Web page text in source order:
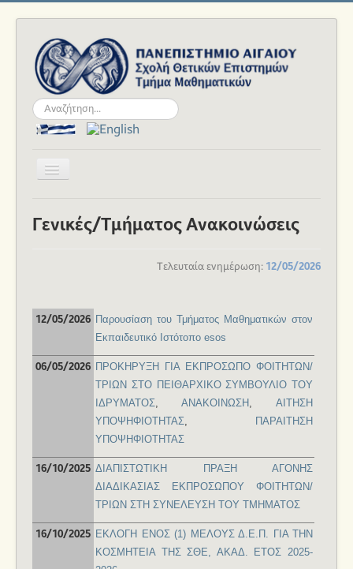
Αναζήτηση...
Εναλλαγή
Το Τμήμα
Ανθρώπινο Δυναμικό
Ακαδημαϊκά
Νέα και Εκδηλώσεις
Ανακοινώσεις
Γενικές/Τμήματος Ανακοινώσεις
Τελευταία ενημέρωση: 12/05/2026
12/05/2026
Παρουσίαση του Τμήματος Μαθηματικών στον
Εκπαιδευτικό Ιστότοπο esos
06/05/2026
ΠΡΟΚΗΡΥΞΗ ΓΙΑ ΕΚΠΡΟΣΩΠΟ ΦΟΙΤΗΤΩΝ/
ΤΡΙΩΝ ΣΤΟ ΠΕΙΘΑΡΧΙΚΟ ΣΥΜΒΟΥΛΙΟ ΤΟΥ
ΙΔΡΥΜΑΤΟΣ, ΑΝΑΚΟΙΝΩΣΗ , ΑΙΤΗΣΗ
ΥΠΟΨΗΦΙΟΤΗΤΑΣ,
ΠΑΡΑΙΤΗΣΗ
ΥΠΟΨΗΦΙΟΤΗΤΑΣ
16/10/2025 ΔΙΑΠΙΣΤΩΤΙΚΗ ΠΡΑΞΗ ΑΓΟΝΗΣ
ΔΙΑΔΙΚΑΣΙΑΣ ΕΚΠΡΟΣΩΠΟΥ ΦΟΙΤΗΤΩΝ/
ΤΡΙΩΝ ΣΤΗ ΣΥΝΕΛΕΥΣΗ ΤΟΥ ΤΜΗΜΑΤΟΣ
16/10/2025
ΕΚΛΟΓΗ ΕΝΟΣ (1) ΜΕΛΟΥΣ Δ.Ε.Π. ΓΙΑ ΤΗΝ
ΚΟΣΜΗΤΕΙΑ ΤΗΣ ΣΘΕ, ΑΚΑΔ. ΕΤΟΣ 2025-